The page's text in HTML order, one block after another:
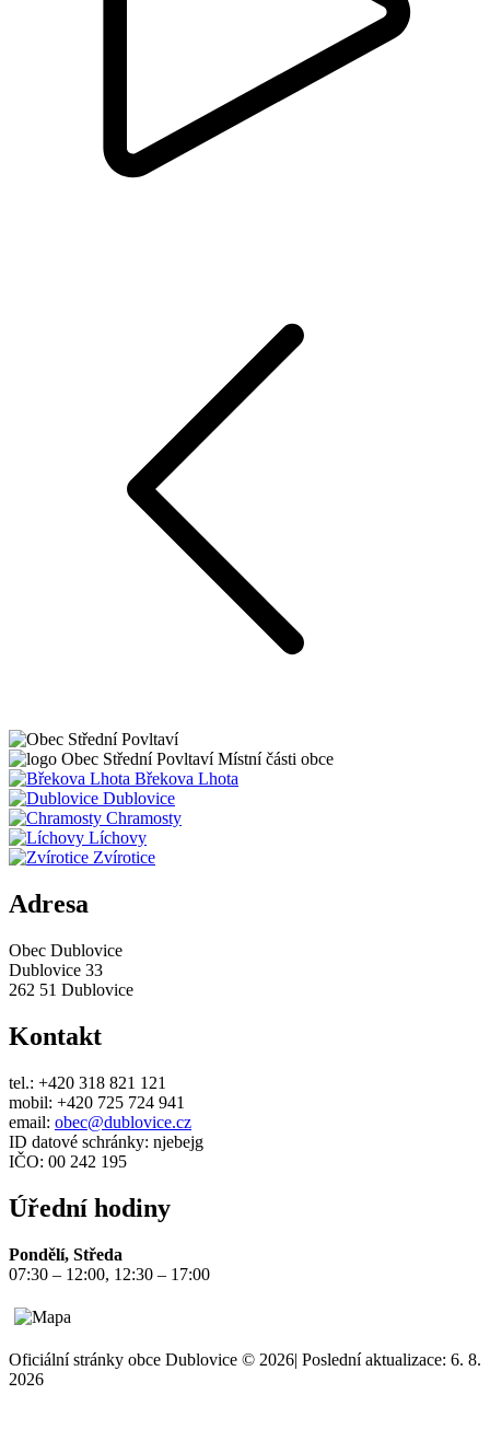
Obec Střední PovltavíMístní části obce
Břekova Lhota
Dublovice
Chramosty
Líchovy
Zvírotice
Adresa
Obec Dublovice
Dublovice 33
262 51 Dublovice
Kontakt
tel.: +420 318 821 121
mobil: +420 725 724 941
email: obec@dublovice.cz
ID datové schránky: njebejg
IČO: 00 242 195
Úřední hodiny
Pondělí, Středa
07:30 – 12:00, 12:30 – 17:00
Oficiální stránky obce Dublovice © 2026| Poslední aktualizace: 6. 8.
2026